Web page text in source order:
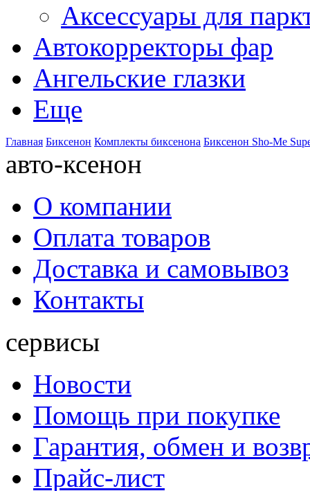
Аксессуары для
Автокорректоры фар
Ангельские глазки
Еще
Главная Биксенон Комплекты биксенона Биксенон Sho-Me
авто-ксенон
О компании
Оплата товаров
Доставка и самовывоз
Контакты
сервисы
Новости
Помощь при покупке
Гарантия, обмен и
Прайс-лист